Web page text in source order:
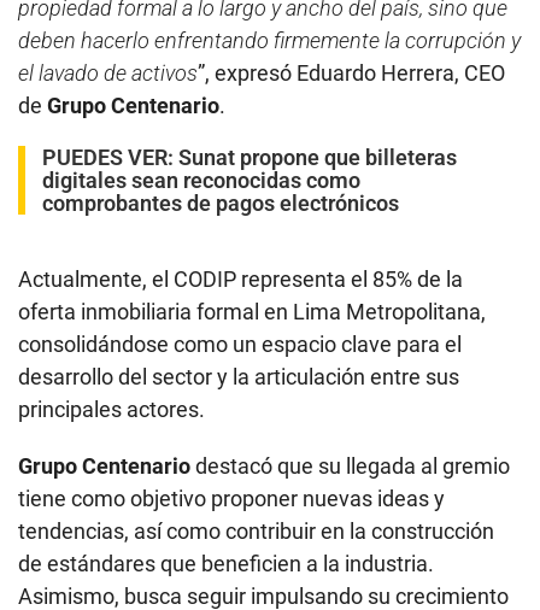
propiedad formal a lo largo y ancho del país, sino que
deben hacerlo enfrentando firmemente la corrupción y
el lavado de activos”, expresó Eduardo Herrera, CEO
de Grupo Centenario.
PUEDES VER: Sunat propone que billeteras
digitales sean reconocidas como
comprobantes de pagos electrónicos
Actualmente, el CODIP representa el 85% de la
oferta inmobiliaria formal en Lima Metropolitana,
consolidándose como un espacio clave para el
desarrollo del sector y la articulación entre sus
principales actores.
Grupo Centenariodestacó que su llegada al gremio
tiene como objetivo proponer nuevas ideas y
tendencias, así como contribuir en la construcción
de estándares que beneficien a la industria.
Asimismo, busca seguir impulsando su crecimiento